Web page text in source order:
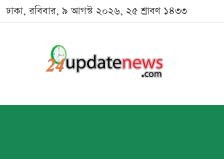
ঢাকা, রবিবার, ৯ আগস্ট ২০২৬, ২৫ শ্রাবণ ১৪৩৩